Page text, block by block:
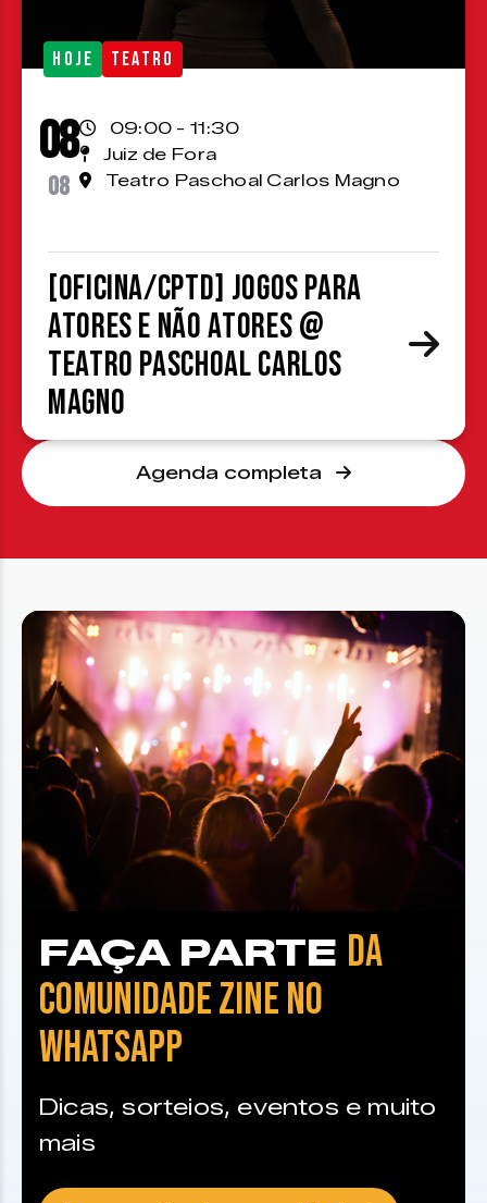
HOJE TEATRO
08
08
09:00 - 11:30
Juiz de Fora
Teatro Paschoal Carlos Magno
[OFICINA/CPTD] Jogos para
atores e não atores @
Teatro Paschoal Carlos
Magno
Agenda completa
FAÇA PARTE DA
COMUNIDADE ZINE NO
WHATSAPP
Dicas, sorteios, eventos e muito
mais